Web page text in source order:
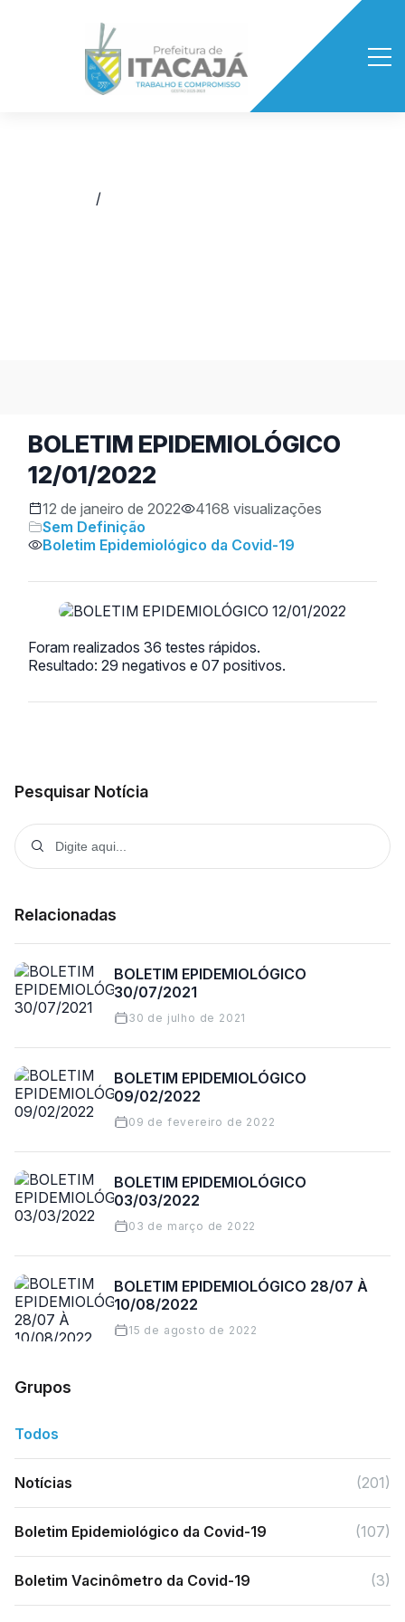
/
BOLETIM EPIDEMIOLÓGICO
12/01/2022
12 de janeiro de 2022
4168 visualizações
Sem Definição
Boletim Epidemiológico da Covid-19
Foram realizados 36 testes rápidos.
Resultado: 29 negativos e 07 positivos.
Pesquisar Notícia
Relacionadas
BOLETIM EPIDEMIOLÓGICO
30/07/2021
30 de julho de 2021
BOLETIM EPIDEMIOLÓGICO
09/02/2022
09 de fevereiro de 2022
BOLETIM EPIDEMIOLÓGICO
03/03/2022
03 de março de 2022
BOLETIM EPIDEMIOLÓGICO 28/07 À
10/08/2022
15 de agosto de 2022
Grupos
Todos
Notícias (201)
Boletim Epidemiológico da Covid-19 (107)
Boletim Vacinômetro da Covid-19 (3)